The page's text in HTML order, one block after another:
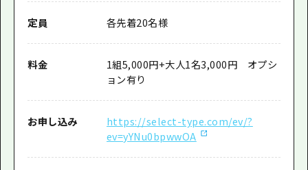
定員 各先着20名様
料金
1組5,000円+大人1名3,000円 オプシ
ョン有り
お申し込み
https://select-type.com/ev/?
ev=yYNu0bpwwOA